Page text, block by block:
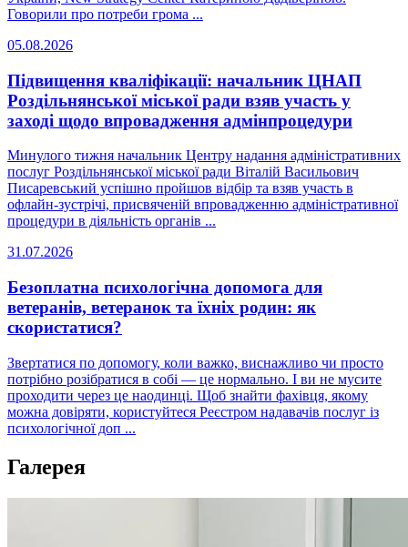
Говорили про потреби грома ...
05.08.2026
Підвищення кваліфікації: начальник ЦНАП
Роздільнянської міської ради взяв участь у
заході щодо впровадження адмінпроцедури
Минулого тижня начальник Центру надання адміністративних
послуг Роздільнянської міської ради Віталій Васильович
Писаревський успішно пройшов відбір та взяв участь в
офлайн-зустрічі, присвяченій впровадженню адміністративної
процедури в діяльність органів ...
31.07.2026
Безоплатна психологічна допомога для
ветеранів, ветеранок та їхніх родин: як
скористатися?
Звертатися по допомогу, коли важко, виснажливо чи просто
потрібно розібратися в собі — це нормально. І ви не мусите
проходити через це наодинці. Щоб знайти фахівця, якому
можна довіряти, користуйтеся Реєстром надавачів послуг із
психологічної доп ...
Галерея